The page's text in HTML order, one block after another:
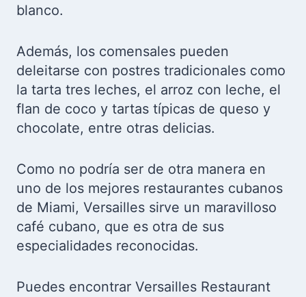
blanco.
Además, los comensales pueden
deleitarse con postres tradicionales como
la tarta tres leches, el arroz con leche, el
flan de coco y tartas típicas de queso y
chocolate, entre otras delicias.
Como no podría ser de otra manera en
uno de los mejores restaurantes cubanos
de Miami, Versailles sirve un maravilloso
café cubano, que es otra de sus
especialidades reconocidas.
Puedes encontrar Versailles Restaurant